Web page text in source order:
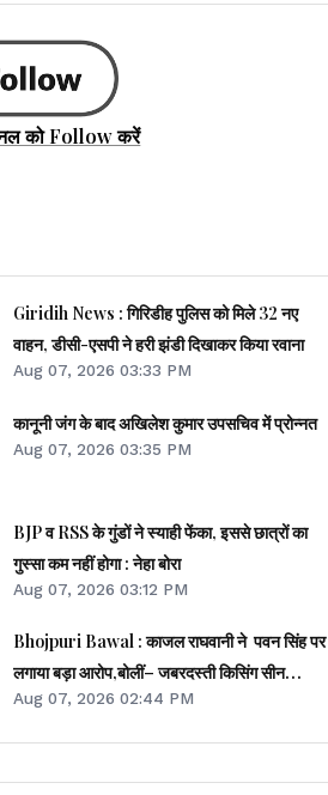
को Follow करें
Giridih News : गिरिडीह पुलिस को मिले 32 नए
वाहन, डीसी-एसपी ने हरी झंडी दिखाकर किया रवाना
Aug 07, 2026 03:33 PM
कानूनी जंग के बाद अखिलेश कुमार उपसचिव में प्रोन्नत
Aug 07, 2026 03:35 PM
BJP व RSS के गुंडों ने स्याही फेंका, इससे छात्रों का
गुस्सा कम नहीं होगा : नेहा बोरा
Aug 07, 2026 03:12 PM
Bhojpuri Bawal : काजल राघवानी ने पवन सिंह पर
लगाया बड़ा आरोप,बोलीं– जबरदस्ती किसिंग सीन
करवाया...
Aug 07, 2026 02:44 PM